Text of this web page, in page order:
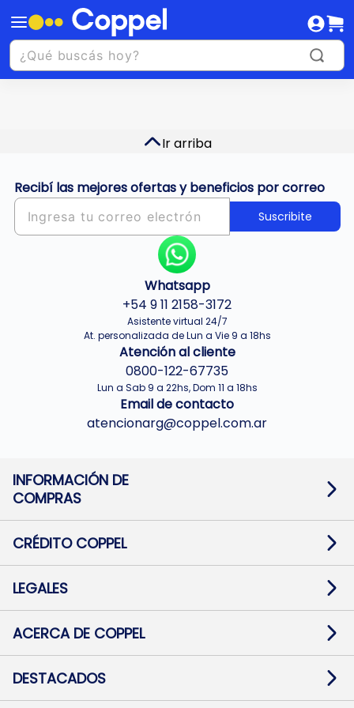
Ir arriba
Recibí las mejores ofertas y beneficios por correo
Suscribite
Whatsapp
+54 9 11 2158-3172
Asistente virtual 24/7
At. personalizada de Lun a Vie 9 a 18hs
Atención al cliente
0800-122-67735
Lun a Sab 9 a 22hs, Dom 11 a 18hs
Email de contacto
atencionarg@coppel.com.ar
INFORMACIÓN DE
COMPRAS
Términos y condiciones
Botón de arrepentimiento
Mapa de sitio
CRÉDITO COPPEL
Solicitar Crédito
Medios de Pago
Pago Fácil Online
LEGALES
Baja contratos
Defensa al consumidor CABA
ACERCA DE COPPEL
Trabajá con Nosotros
Preguntas Frecuentes
DESTACADOS